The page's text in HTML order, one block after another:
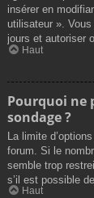
insérer en
utilisateur ».
jours et autoriser
Haut
Pourquoi ne
sondage ?
La limite
forum. Si le
semble trop
s’il est possible
Haut